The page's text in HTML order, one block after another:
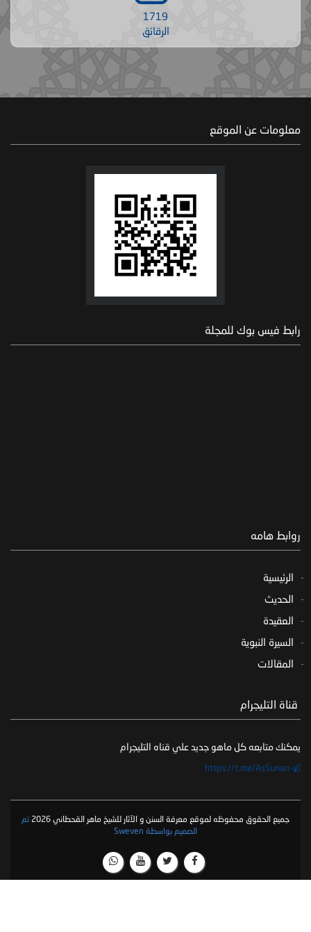
1719
الرقائق
معلومات عن الموقع
رابط فيس بوك للمجلة
روابط هامه
الرئيسية
الحديث
العقيدة
السيرة النبوية
المقالات
‏ قناة التليجرام
يمكنك متابعه كل ماهو جديد علي قناه التليجرام
جميع الحقوق محفوظه لموقع معرفة السنن و الآثار للشيخ ماهر القحطاني 2026
تم
الصميم بواسطة Sweven